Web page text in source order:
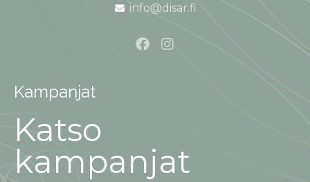
info@disar.fi
Kampanjat
Katso
kampanjat